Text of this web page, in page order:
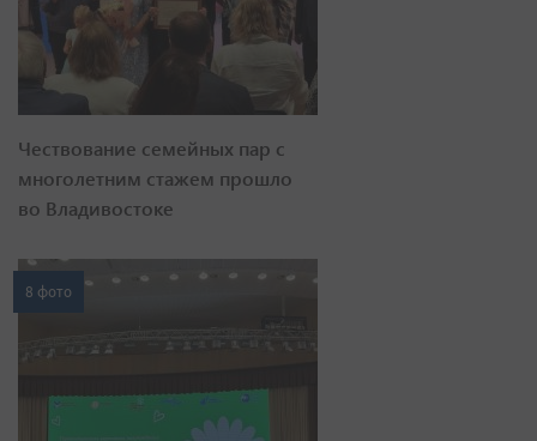
Чествование семейных пар с
многолетним стажем прошло
во Владивостоке
8 фото